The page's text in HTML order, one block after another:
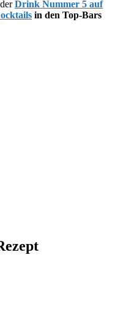
Drink Nummer 5 auf
in den Top-Bars